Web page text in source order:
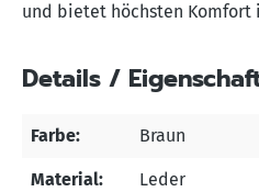
und bietet höchsten
Details /
Farbe: Braun
Material: Leder